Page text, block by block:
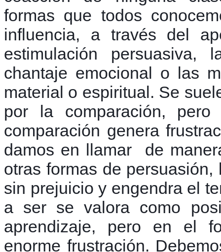
formas que todos
influencia, a través del
estimulación
chantaje emocional o las
material o espiritual. Se
por la comparación,
comparación genera
damos en llamar de
otras formas de
sin prejuicio y engendra el
a ser se valora como
aprendizaje, pero en el
enorme frustración.